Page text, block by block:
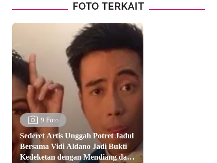
FOTO TERKAIT
9 Foto
Sederet Artis Unggah Potret Jadul
Bersama Vidi Aldano Jadi Bukti
Kedeketan dengan Mendiang dari